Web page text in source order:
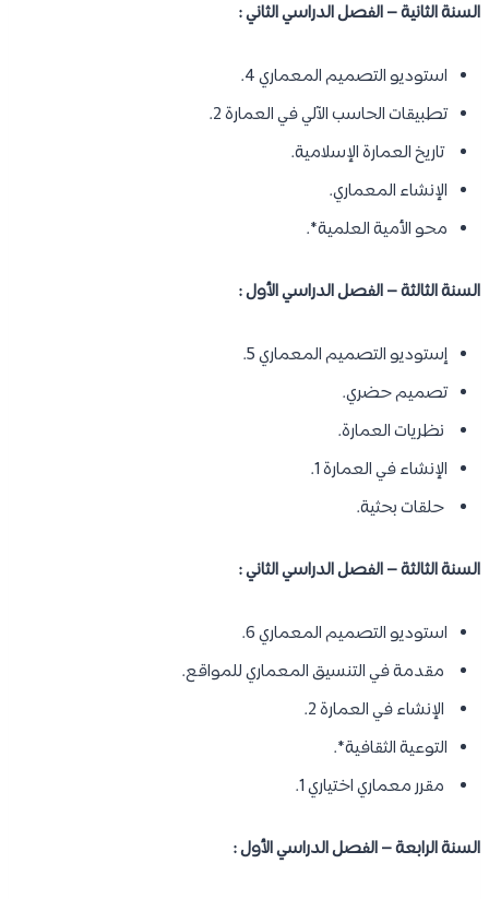
السنة الثانية – الفصل الدراسي الثاني :
استوديو التصميم المعماري 4.
تطبيقات الحاسب الآلي في العمارة 2.
تاريخ العمارة الإسلامية.
الإنشاء المعماري.
محو الأمية العلمية*.
السنة الثالثة – الفصل الدراسي الأول :
إستوديو التصميم المعماري 5.
تصميم حضري.
نظريات العمارة.
الإنشاء في العمارة 1.
حلقات بحثية.
السنة الثالثة – الفصل الدراسي الثاني :
استوديو التصميم المعماري 6.
مقدمة في التنسيق المعماري للمواقع.
الإنشاء في العمارة 2.
التوعية الثقافية*.
مقرر معماري اختياري 1.
السنة الرابعة – الفصل الدراسي الأول :